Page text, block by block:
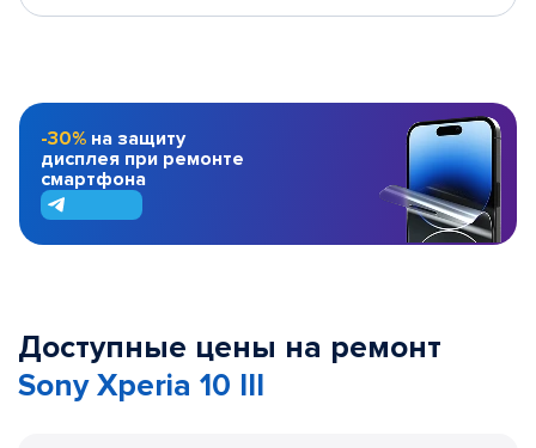
-30% на защиту
дисплея при ремонте
смартфона
Доступные цены на ремонт
Sony Xperia 10 III